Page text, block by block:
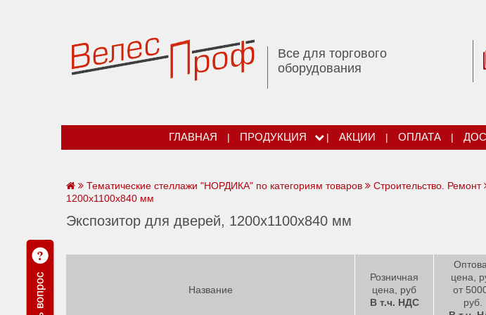
Все для торгового
оборудования
ГЛАВНАЯ | ПРОДУКЦИЯ | АКЦИИ | ОПЛАТА |
Тематические стеллажи "НОРДИКА" по категориям товаров Строительство. Ремонт
1200х1100х840 мм
Экспозитор для дверей, 1200х1100х840 мм
Название
Розничная
цена, руб
В т.ч. НДС
цена,
от
руб.